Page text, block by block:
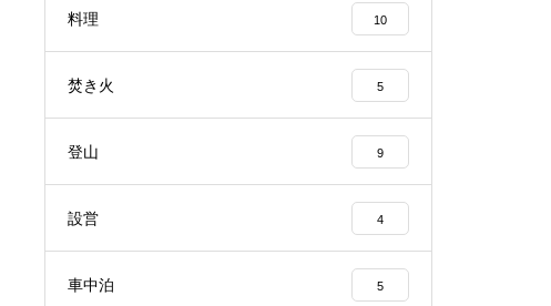
料理 10
焚き火 5
登山 9
設営 4
車中泊 5